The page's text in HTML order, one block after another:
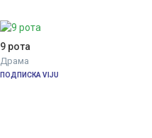
9 рота
Драма
ПОДПИСКА VIJU